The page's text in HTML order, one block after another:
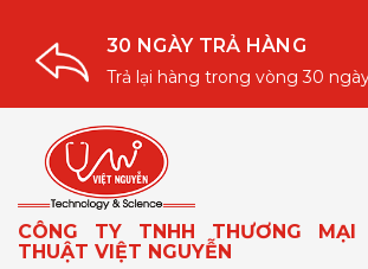
30 NGÀY TRẢ HÀNG
Trả lại hàng trong vòng 30
CÔNG TY TNHH THƯƠNG
THUẬT VIỆT NGUYỄN